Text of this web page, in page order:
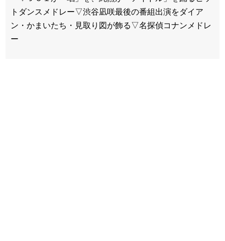
トダンスメドレー▽渋谷凪咲最後の番組出演をダイア
ン・かまいたち・見取り図が飾る▽名探偵コナンメドレ
ー